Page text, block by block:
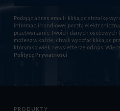
Podając adres email i klikając strzałkę
informacji handlowej pocztą
przetwarzanie Twoich danych osobowych
możesz w każdej chwili wycofać klikając
którymkolwiek newsletterze od nas.
Polityce Prywatności
PRODUKTY